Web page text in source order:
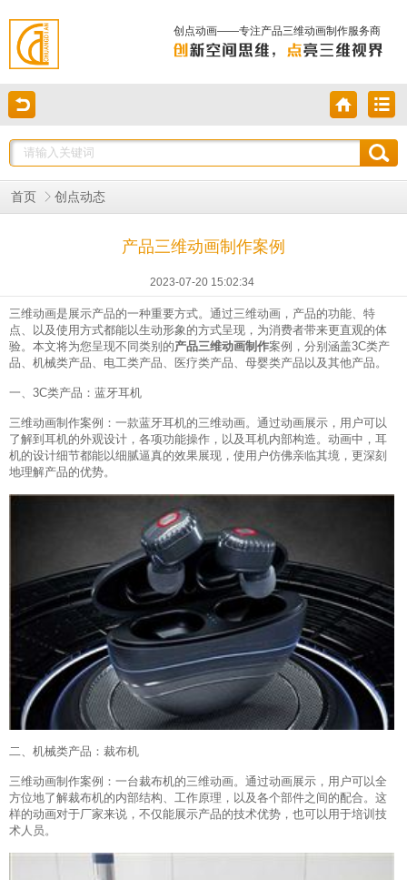
创点动画——专注产品三维动画制作服务商
首页 创点动态
产品三维动画制作案例
2023-07-20 15:02:34
三维动画是展示产品的一种重要方式。通过三维动画，产品的功能、特
点、以及使用方式都能以生动形象的方式呈现，为消费者带来更直观的体
验。本文将为您呈现不同类别的产品三维动画制作案例，分别涵盖3C类产
品、机械类产品、电工类产品、医疗类产品、母婴类产品以及其他产品。
一、3C类产品：蓝牙耳机
三维动画制作案例：一款蓝牙耳机的三维动画。通过动画展示，用户可以
了解到耳机的外观设计，各项功能操作，以及耳机内部构造。动画中，耳
机的设计细节都能以细腻逼真的效果展现，使用户仿佛亲临其境，更深刻
地理解产品的优势。
二、机械类产品：裁布机
三维动画制作案例：一台裁布机的三维动画。通过动画展示，用户可以全
方位地了解裁布机的内部结构、工作原理，以及各个部件之间的配合。这
样的动画对于厂家来说，不仅能展示产品的技术优势，也可以用于培训技
术人员。